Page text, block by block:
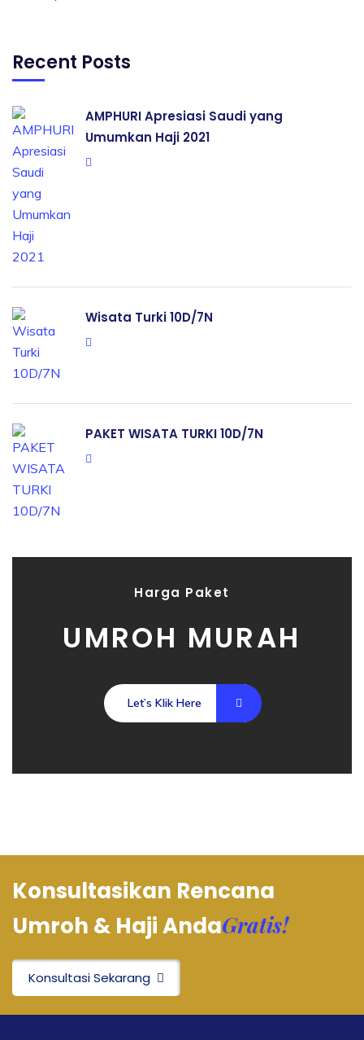
Recent Posts
AMPHURI Apresiasi Saudi yang
Umumkan Haji 2021
Wisata Turki 10D/7N
PAKET WISATA TURKI 10D/7N
Harga Paket
UMROH MURAH
Let’s Klik Here
Konsultasikan Rencana
Umroh & Haji AndaGratis!
Konsultasi Sekarang